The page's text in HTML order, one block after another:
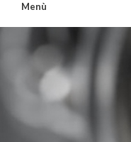
Menù